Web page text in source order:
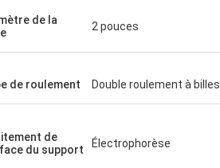
de la
2 pouces
de roulement Double roulement à billes
de
du support
Électrophorèse